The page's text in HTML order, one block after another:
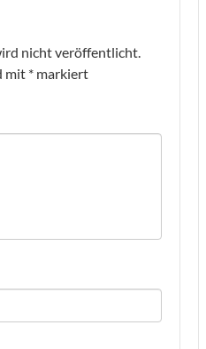
nicht veröffentlicht.
mit * markiert